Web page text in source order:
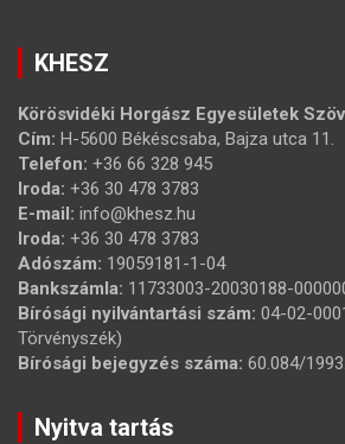
KHESZ
Körösvidéki Horgász Egyesületek
Cím: H-5600 Békéscsaba, Bajza utca 11.
Telefon: +36 66 328 945
Iroda: +36 30 478 3783
E-mail: info@khesz.hu
Iroda: +36 30 478 3783
Adószám: 19059181-1-04
Bankszámla: 11733003-20030188-
Bírósági nyilvántartási szám: 04-02-
Törvényszék)
Bírósági bejegyzés száma: 60.084/1993.
Nyitva tartás